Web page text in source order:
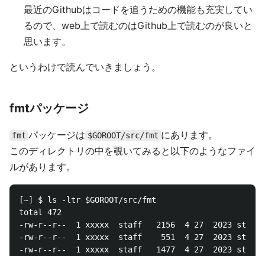
最近のGithubはコードを追うための機能も充実してい
るので、web上で読むのはGithub上で読むのが良いと
思います。
というわけで読んでいきましょう。
fmtパッケージ
fmt パッケージは $GOROOT/src/fmt にあります。
このディレクトリの中を覗いてみると以下のようなファイ
ルがあります。
[~] $ ls -ltr $GOROOT/src/fmt
total 472
-rw-r--r--  1 xxxxx  staff   2156  4 27  2023
-rw-r--r--  1 xxxxx  staff    551  4 27  2023
-rw-r--r--  1 xxxxx  staff   1477  4 27  2023